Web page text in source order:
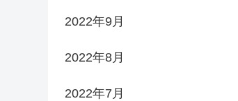
2022年9月
2022年8月
2022年7月